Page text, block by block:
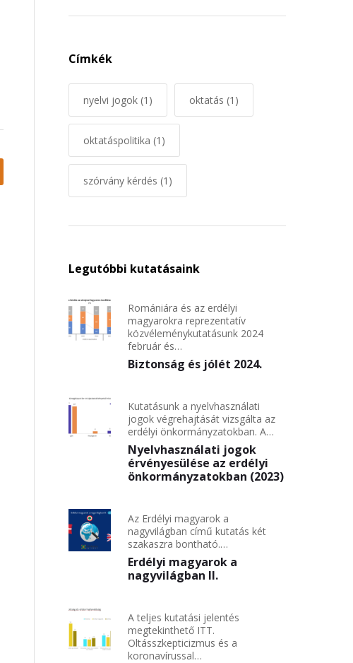
Címkék
nyelvi jogok(1) oktatás (1)
oktatáspolitika (1)
szórvány kérdés (1)
Legutóbbi kutatásaink
Biztonság és jólét 2024.
Romániára és az erdélyi
magyarokra reprezentatív
közvéleménykutatásunk 2024
február és…
Nyelvhasználati jogok
érvényesülése az erdélyi
önkormányzatokban (2023)
Kutatásunk a nyelvhasználati
jogok végrehajtását vizsgálta az
erdélyi önkormányzatokban. A…
Erdélyi magyarok a
nagyvilágban II.
Az Erdélyi magyarok a
nagyvilágban című kutatás két
szakaszra bontható.…
A teljes kutatási jelentés
megtekinthető ITT.
Oltásszkepticizmus és a
koronavírussal…